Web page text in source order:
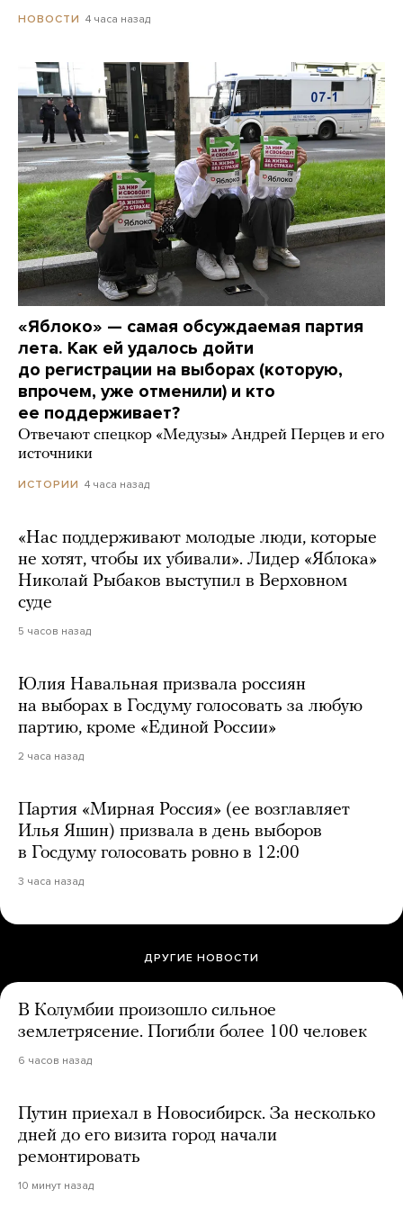
НОВОСТИ 4 часа назад
«Яблоко» — самая обсуждаемая партия
лета. Как ей удалось дойти
до регистрации на выборах (которую,
впрочем, уже отменили) и кто
ее поддерживает?
Отвечают спецкор «Медузы» Андрей Перцев и его
источники
ИСТОРИИ 4 часа назад
«Нас поддерживают молодые люди, которые
не хотят, чтобы их убивали». Лидер «Яблока»
Николай Рыбаков выступил в Верховном
суде
5 часов назад
Юлия Навальная призвала россиян
на выборах в Госдуму голосовать за любую
партию, кроме «Единой России»
2 часа назад
Партия «Мирная Россия» (ее возглавляет
Илья Яшин) призвала в день выборов
в Госдуму голосовать ровно в 12:00
3 часа назад
ДРУГИЕ НОВОСТИ
В Колумбии произошло сильное
землетрясение. Погибли более 100 человек
6 часов назад
Путин приехал в Новосибирск. За несколько
дней до его визита город начали
ремонтировать
10 минут назад